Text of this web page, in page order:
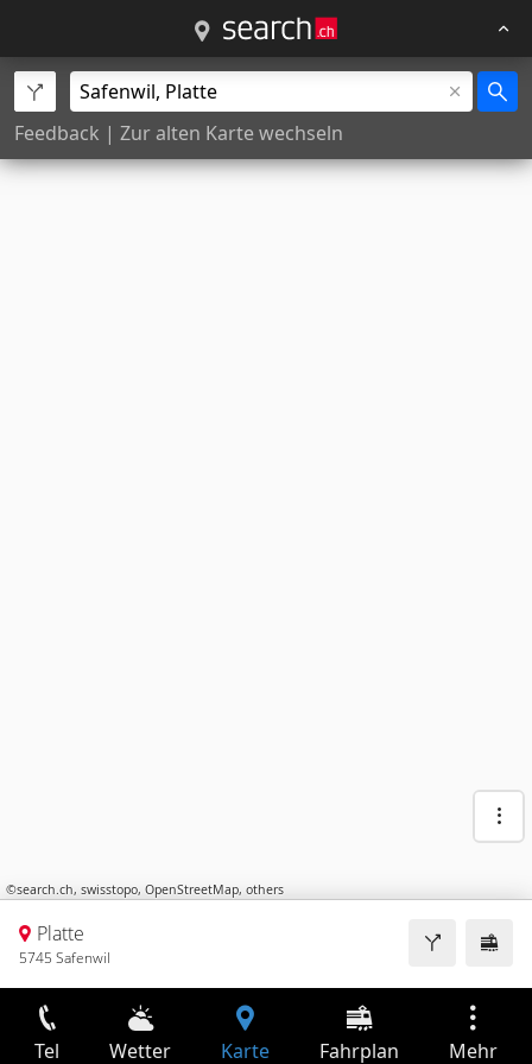
Feedback | Zur alten Karte wechseln
©search.ch, swisstopo, OpenStreetMap, others
Platte
5745 Safenwil
Tel Wetter Karte Fahrplan Mehr